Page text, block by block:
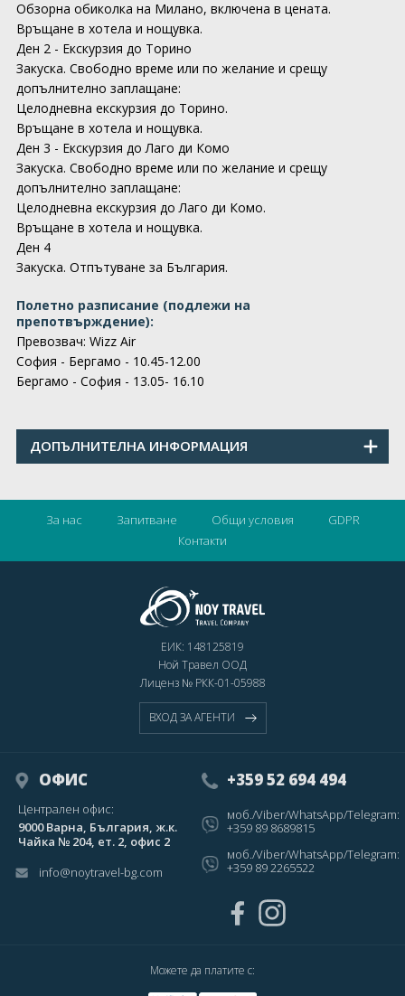
Обзорна обиколка на Милано, включена в цената.
Връщане в хотела и нощувка.
Ден 2 - Екскурзия до Торино
Закуска. Свободно време или по желание и срещу
допълнително заплащане:
Целодневна екскурзия до Торино.
Връщане в хотела и нощувка.
Ден 3 - Екскурзия до Лаго ди Комо
Закуска. Свободно време или по желание и срещу
допълнително заплащане:
Целодневна екскурзия до Лаго ди Комо.
Връщане в хотела и нощувка.
Ден 4
Закуска. Отпътуване за България.
Полетно разписание (подлежи на
препотвърждение):
Превозвач: Wizz Air
София - Бергамо - 10.45-12.00
Бергамо - София - 13.05- 16.10
ДОПЪЛНИТЕЛНА ИНФОРМАЦИЯ
За нас Запитване Общи условия
GDPR
Контакти
ЕИК: 148125819
Ной Травел ООД
Лиценз № РКК-01-05988
ВХОД ЗА АГЕНТИ
ОФИС
Централен офис:
9000 Варна, България, ж.к.
Чайка № 204, ет. 2, офис 2
info@noytravel-bg.com
+359 52 694 494
моб./Viber/WhatsApp/Telegram:
+359 89 8689815
моб./Viber/WhatsApp/Telegram:
+359 89 2265522
Можете да платите с: